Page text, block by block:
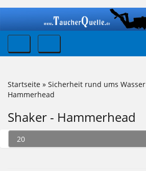
Startseite » Sicherheit rund ums Wasser
Hammerhead
Shaker - Hammerhead